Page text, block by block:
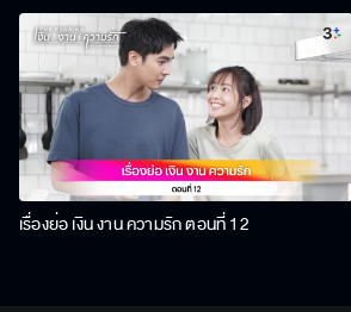
เรื่องย่อ เงิน งาน ความรัก ตอนที่ 12